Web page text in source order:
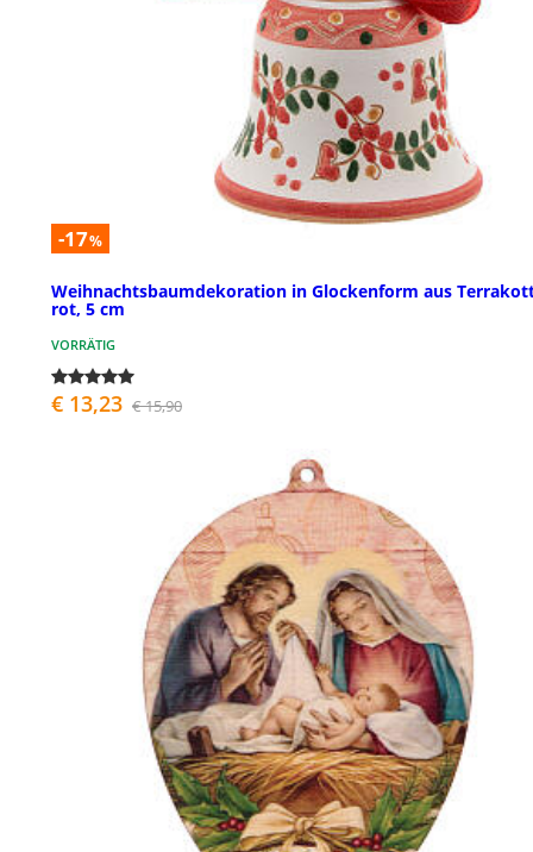
-17%
Weihnachtsbaumdekoration in Glockenform aus
rot, 5 cm
VORRÄTIG
€ 13,23 € 15,90